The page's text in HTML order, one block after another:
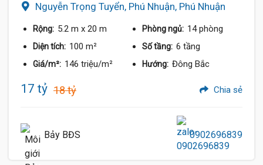
Nguyễn Trọng Tuyển, Phú Nhuận, Phú Nhuận
Rộng: 5.2 m x 20 m Phòng ngủ: 14 phòng
Diện tích: 100 m² Số tầng: 6 tầng
Giá/m²: 146 triệu/m² Hướng: Đông Bắc
17 tỷ 18 tỷ Chia sẻ
Bảy BĐS 0902696839